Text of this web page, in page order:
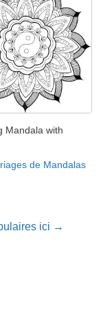
Mandala with
de Mandalas
ici →